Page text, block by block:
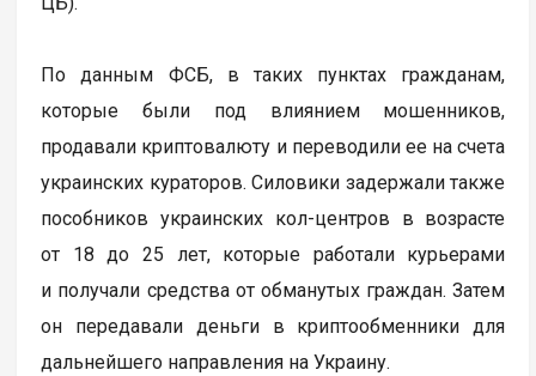
По данным ФСБ, в таких пунктах гражданам,
которые были под влиянием мошенников,
продавали криптовалюту и переводили ее на счета
украинских кураторов. Силовики задержали также
пособников украинских кол-центров в возрасте
от 18 до 25 лет, которые работали курьерами
и получали средства от обманутых граждан. Затем
он передавали деньги в криптообменники для
дальнейшего направления на Украину.